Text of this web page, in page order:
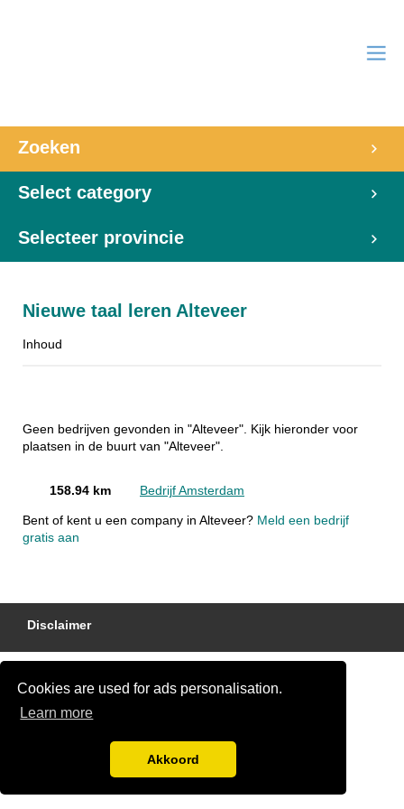
Cookies are used for ads personalisation.
Learn more
Akkoord
Zoeken
Select category
Selecteer provincie
Nieuwe taal leren Alteveer
Inhoud
Geen bedrijven gevonden in "Alteveer". Kijk hieronder voor
plaatsen in de buurt van "Alteveer".
158.94 km Bedrijf Amsterdam
Bent of kent u een company in Alteveer? Meld een bedrijf
gratis aan
Disclaimer